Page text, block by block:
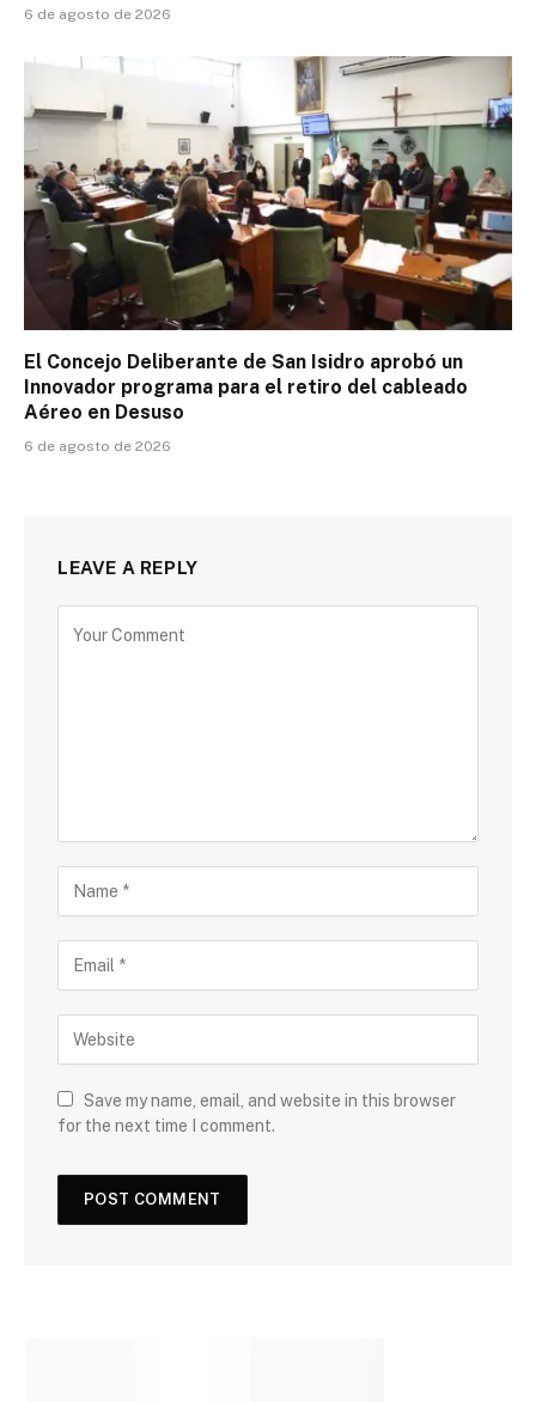
6 de agosto de 2026
El Concejo Deliberante de San Isidro aprobó un
Innovador programa para el retiro del cableado
Aéreo en Desuso
6 de agosto de 2026
LEAVE A REPLY
Save my name, email, and website in this browser
for the next time I comment.